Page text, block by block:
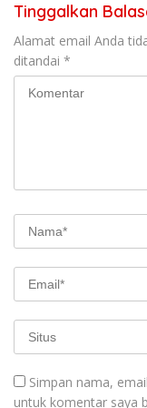
Tinggalkan
Alamat email Anda
ditandai *
Simpan nama,
untuk komentar saya